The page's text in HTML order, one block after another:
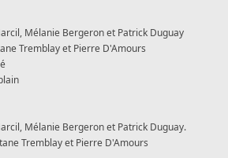
Mélanie Bergeron et Patrick Duguay
Tremblay et Pierre D'Amours
Mélanie Bergeron et Patrick Duguay.
Tremblay et Pierre D'Amours